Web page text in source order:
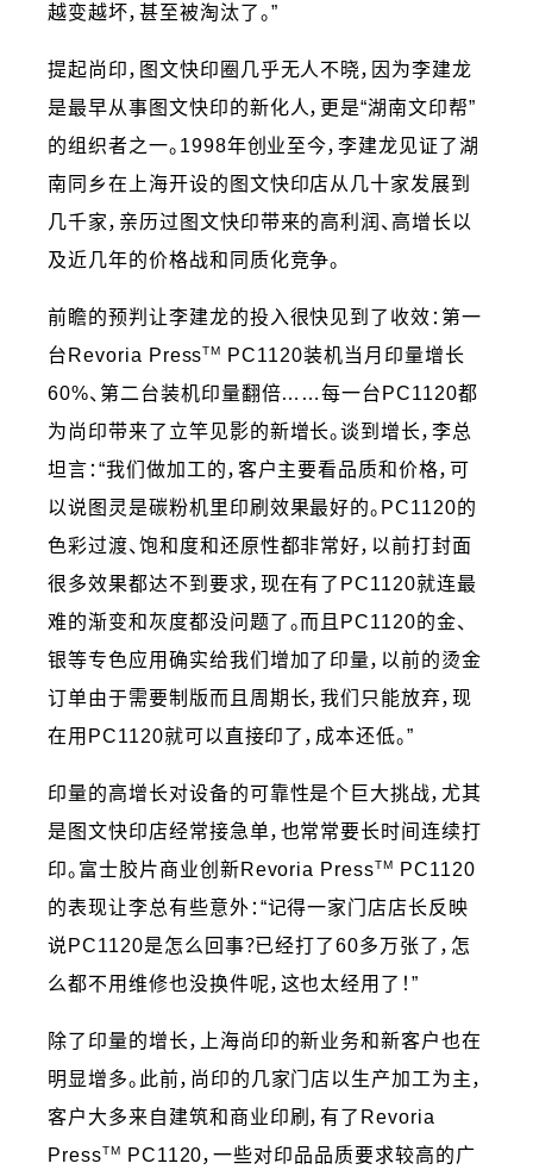
越变越坏，甚至被淘汰了。”
提起尚印，图文快印圈几乎无人不晓，因为李建龙
是最早从事图文快印的新化人，更是“湖南文印帮”
的组织者之一。1998年创业至今，李建龙见证了湖
南同乡在上海开设的图文快印店从几十家发展到
几千家，亲历过图文快印带来的高利润、高增长以
及近几年的价格战和同质化竞争。
前瞻的预判让李建龙的投入很快见到了收效：第一
台Revoria PressTM
PC1120装机当月印量增长
60%、第二台装机印量翻倍……每一台PC1120都
为尚印带来了立竿见影的新增长。谈到增长，李总
坦言：“我们做加工的，客户主要看品质和价格，可
以说图灵是碳粉机里印刷效果最好的。PC1120的
色彩过渡、饱和度和还原性都非常好，以前打封面
很多效果都达不到要求，现在有了PC1120就连最
难的渐变和灰度都没问题了。而且PC1120的金、
银等专色应用确实给我们增加了印量，以前的烫金
订单由于需要制版而且周期长，我们只能放弃，现
在用PC1120就可以直接印了，成本还低。”
印量的高增长对设备的可靠性是个巨大挑战，尤其
是图文快印店经常接急单，也常常要长时间连续打
印。富士胶片商业创新Revoria PressTM
PC1120
的表现让李总有些意外：“记得一家门店店长反映
说PC1120是怎么回事？已经打了60多万张了，怎
么都不用维修也没换件呢，这也太经用了！”
除了印量的增长，上海尚印的新业务和新客户也在
明显增多。此前，尚印的几家门店以生产加工为主，
客户大多来自建筑和商业印刷，有了Revoria
PressTM PC1120，一些对印品品质要求较高的广